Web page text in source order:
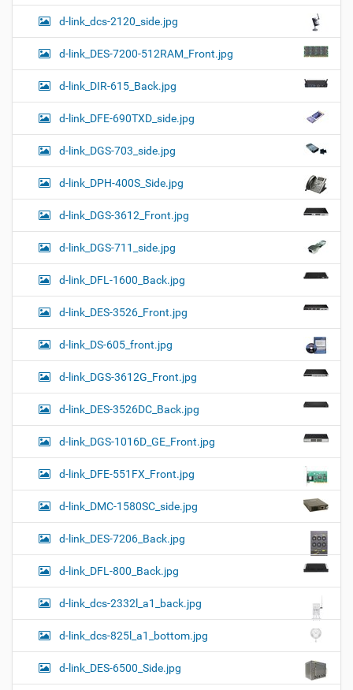
d-link_dcs-2120_side.jpg
d-link_DES-7200-512RAM_Front.jpg
d-link_DIR-615_Back.jpg
d-link_DFE-690TXD_side.jpg
d-link_DGS-703_side.jpg
d-link_DPH-400S_Side.jpg
d-link_DGS-3612_Front.jpg
d-link_DGS-711_side.jpg
d-link_DFL-1600_Back.jpg
d-link_DES-3526_Front.jpg
d-link_DS-605_front.jpg
d-link_DGS-3612G_Front.jpg
d-link_DES-3526DC_Back.jpg
d-link_DGS-1016D_GE_Front.jpg
d-link_DFE-551FX_Front.jpg
d-link_DMC-1580SC_side.jpg
d-link_DES-7206_Back.jpg
d-link_DFL-800_Back.jpg
d-link_dcs-2332l_a1_back.jpg
d-link_dcs-825l_a1_bottom.jpg
d-link_DES-6500_Side.jpg